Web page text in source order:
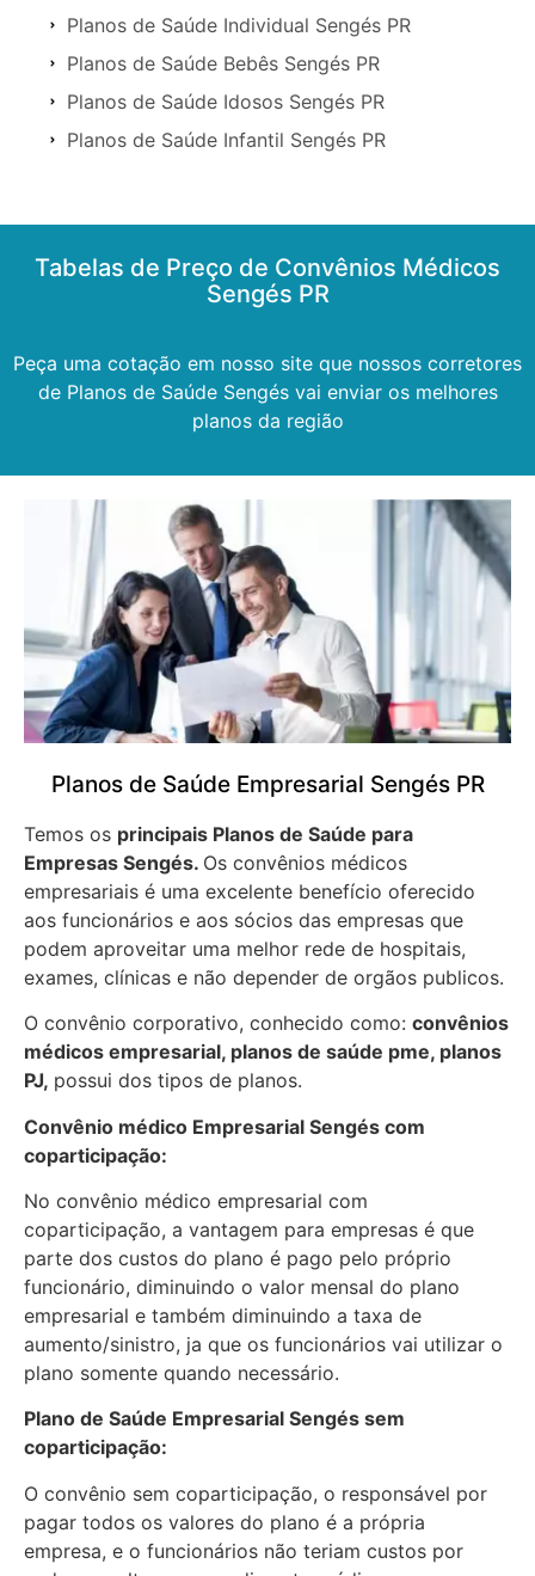
Planos de Saúde Individual Sengés PR
Planos de Saúde Bebês Sengés PR
Planos de Saúde Idosos Sengés PR
Planos de Saúde Infantil Sengés PR
Tabelas de Preço de Convênios Médicos
Sengés PR
Peça uma cotação em nosso site que nossos corretores
de Planos de Saúde Sengés vai enviar os melhores
planos da região
Planos de Saúde Empresarial Sengés PR
Temos os principais Planos de Saúde para
Empresas Sengés. Os convênios médicos
empresariais é uma excelente benefício oferecido
aos funcionários e aos sócios das empresas que
podem aproveitar uma melhor rede de hospitais,
exames, clínicas e não depender de orgãos publicos.
O convênio corporativo, conhecido como: convênios
médicos empresarial, planos de saúde pme, planos
PJ, possui dos tipos de planos.
Convênio médico Empresarial Sengés com
coparticipação:
No convênio médico empresarial com
coparticipação, a vantagem para empresas é que
parte dos custos do plano é pago pelo próprio
funcionário, diminuindo o valor mensal do plano
empresarial e também diminuindo a taxa de
aumento/sinistro, ja que os funcionários vai utilizar o
plano somente quando necessário.
Plano de Saúde Empresarial Sengés sem
coparticipação:
O convênio sem coparticipação, o responsável por
pagar todos os valores do plano é a própria
empresa, e o funcionários não teriam custos por